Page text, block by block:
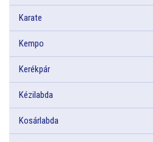
Karate
Kempo
Kerékpár
Kézilabda
Kosárlabda